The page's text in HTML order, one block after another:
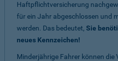
Haftpflichtversicherung
für ein Jahr abgeschlossen und
werden. Das bedeutet, Sie
neues Kennzeichen!
Minderjährige Fahrer können die